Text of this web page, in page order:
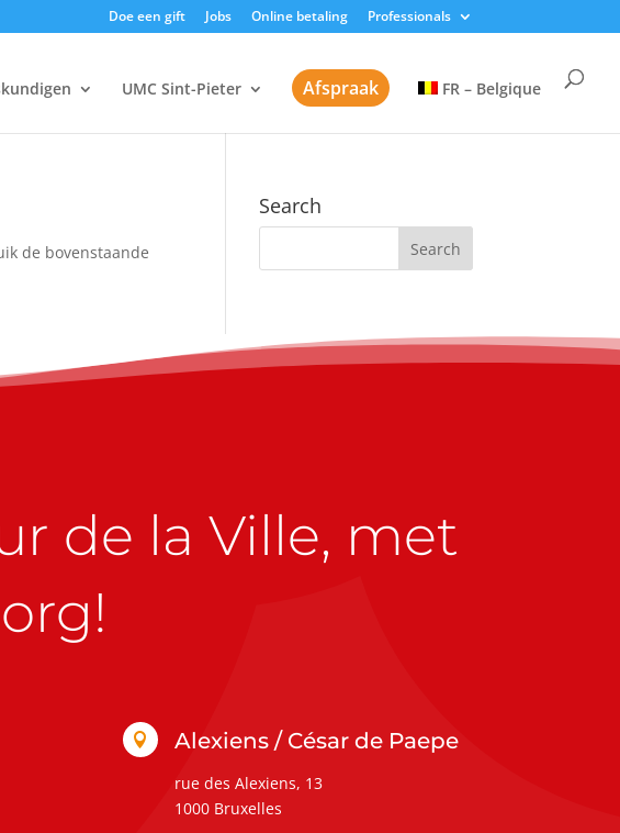
Doe een gift Jobs Online betaling Professionals
UMC Sint-Pieter Afspraak FR – Belgique
de bovenstaande
Search
de la Ville, met
 Alexiens / César de Paepe
rue des Alexiens, 13
1000 Bruxelles